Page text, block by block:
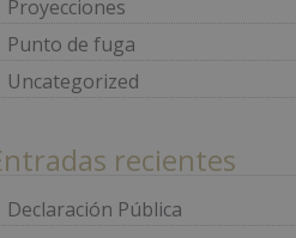
Proyecciones
Punto de fuga
Uncategorized
recientes
Declaración Pública